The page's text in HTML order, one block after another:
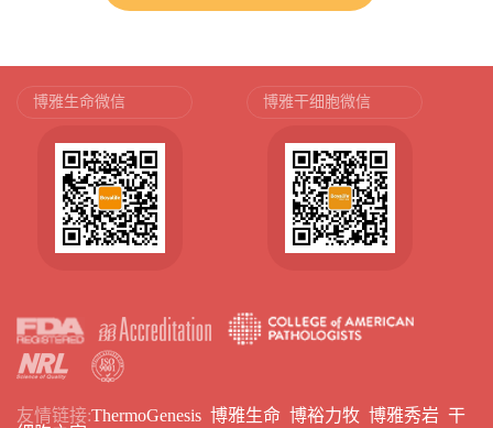
博雅生命微信 博雅干细胞微信
友情链接:ThermoGenesis 博雅生命 博裕力牧 博雅秀岩 干